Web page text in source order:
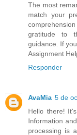
The most
match your
gratitude to
guidance. If
Assignment
Responder
AvaMia 5 de
Hello there!
Information
processing is